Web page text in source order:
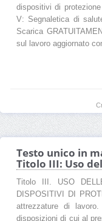
dispositivi di
V: Segnaletica di
Scarica
sul lavoro aggiornato
Testo unico in
Titolo III: Uso
Titolo III. USO
DISPOSITIVI DI
attrezzature di
disposizioni di cui al